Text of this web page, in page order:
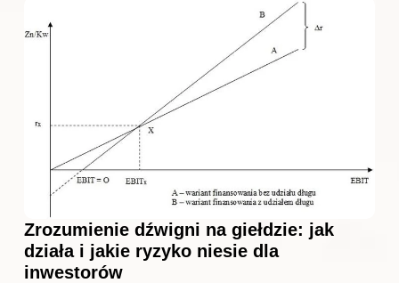
Zrozumienie dźwigni na giełdzie: jak
działa i jakie ryzyko niesie dla
inwestorów